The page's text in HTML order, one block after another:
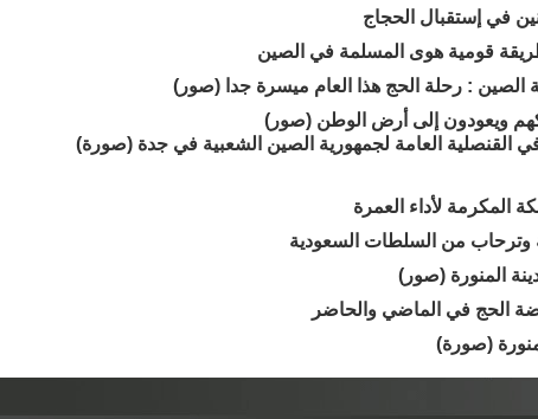
في إستقبال الحجاج
قومية هوى المسلمة في الصين
الصين : رحلة الحج هذا العام ميسرة جدا (صور)
ويعودون إلى أرض الوطن (صور)
العامة لجمهورية الصين الشعبية في جدة (صورة)
المكرمة لأداء العمرة
وترحاب من السلطات السعودية
المنورة (صور)
الحج في الماضي والحاضر
(صورة)